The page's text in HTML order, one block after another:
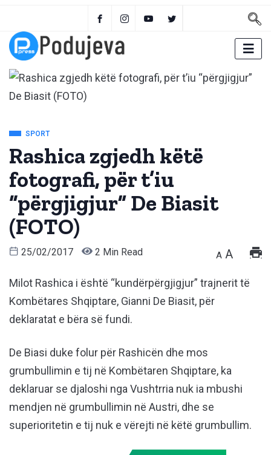
SPORT
Rashica zgjedh këtë
fotografi, për t’iu
“përgjigjur” De Biasit
(FOTO)
25/02/2017 2 Min Read A A
Milot Rashica i është “kundërpërgjigjur” trajnerit të
Kombëtares Shqiptare, Gianni De Biasit, për
deklaratat e bëra së fundi.
De Biasi duke folur për Rashicën dhe mos
grumbullimin e tij në Kombëtaren Shqiptare, ka
deklaruar se djaloshi nga Vushtrria nuk ia mbushi
mendjen në grumbullimin në Austri, dhe se
superioritetin e tij nuk e vërejti në këtë grumbullim.